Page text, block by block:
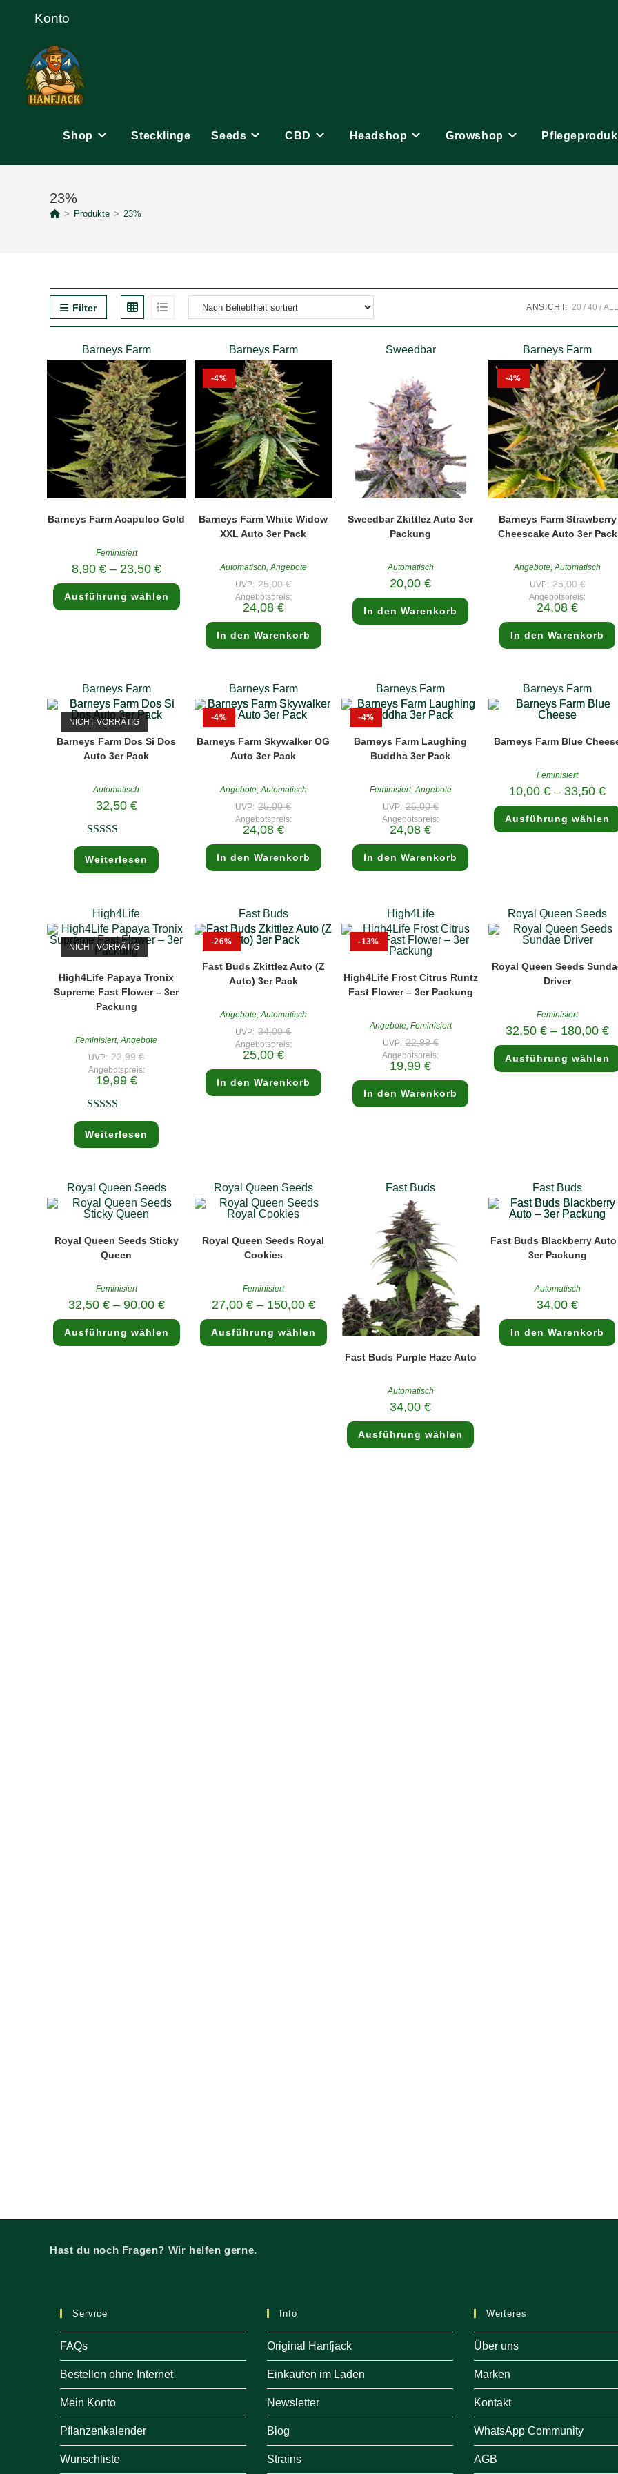
Konto
Shop Stecklinge Seeds CBD Headshop Growshop
23%
> Produkte > 23%
Filter ANSICHT: 20 40
Barneys Farm
Barneys Farm Acapulco Gold
Feminisiert
8,90 €– 23,50 €
Ausführung wählen
Dieses
weist
Varianten
Produktseite
gewählt
werden
Barneys Farm
-4%
Barneys Farm White Widow
XXL Auto 3er Pack
Automatisch Angebote
UVP: 25,00€
war:
Angebotspreis:
24,08 €Aktueller
Preis
ist:
24,08 €.
In den Warenkorb
Sweedbar
Sweedbar Zkittlez Auto 3er
Packung
Automatisch
20,00€
In den Warenkorb
Barneys Farm
-4%
Barneys Farm Strawberry
Cheescake Auto 3er Pack
Angebote ,Automatisch
UVP: 25,00€
Preis
war:
Angebotspreis:
24,08€Aktueller
ist:
24,08 €.
In den Warenkorb
Barneys Farm
NICHT VORRÄTIG
Barneys Farm Dos Si Dos
Auto 3er Pack
Automatisch
32,50 €
Bewertet mit
5.00von 5
Weiterlesen
Barneys Farm
-4%
Barneys Farm Skywalker OG
Auto 3er Pack
Angebote,Automatisch
UVP: 25,00€
war:
Angebotspreis:
24,08 €Aktueller
Preis
ist:
24,08 €.
In den Warenkorb
Barneys Farm
-4%
Barneys Farm Laughing
Buddha 3er Pack
Feminisiert,Angebote
UVP: 25,00€Ursprünglicher
Preis
war:
Angebotspreis:
24,08€Aktueller
ist:
24,08 €.
In den Warenkorb
Barneys Farm
Barneys Farm Blue
Feminisiert
10,00€ – 33,50€
Ausführung wählen
High4Life
NICHT VORRÄTIG
High4Life Papaya Tronix
Supreme Fast Flower – 3er
Packung
Feminisiert,Angebote
UVP: 22,99€
war:
Angebotspreis:
19,99 €Aktueller
Preis
Bewertet mit
5.00von 5
Weiterlesen
Fast Buds
-26%
Fast Buds Zkittlez Auto (Z
Auto) 3er Pack
Angebote, Automatisch
UVP: 34,00€
war:
Angebotspreis:
25,00 €Aktueller
Preis
ist:
25,00 €.
In den Warenkorb
High4Life
-13%
High4Life Frost Citrus Runtz
Fast Flower – 3er Packung
Angebote, Feminisiert
UVP: 22,99€Ursprünglicher
Preis
war:
Angebotspreis:
19,99€Aktueller
ist:
19,99 €.
In den Warenkorb
Royal Queen Seeds
Royal Queen Seeds
Driver
Feminisiert
32,50€ – 180,00€
Ausführung wählen
Royal Queen Seeds
Royal Queen Seeds Sticky
Queen
Feminisiert
32,50 €– 90,00 €
Ausführung wählen
Dieses
Produkt
weist
Royal Queen Seeds
Royal Queen Seeds Royal
Cookies
Feminisiert
27,00 €– 150,00 €
Ausführung wählen
Dieses
Produkt
weist
mehrere
Varianten
Produktseite
gewählt
werden
Fast Buds
Fast Buds Purple Haze Auto
Automatisch
34,00€
Ausführung wählen
Dieses
weist
Fast Buds
Fast Buds Blackberry Auto
3er Packung
Automatisch
34,00€
In den Warenkorb
Hast du noch Fragen? Wir helfen gerne.
Service
FAQs
Bestellen ohne Internet
Mein Konto
Pflanzenkalender
Wunschliste
Info
Original Hanfjack
Einkaufen im Laden
Newsletter
Blog
Strains
Weiteres
Über uns
Marken
Kontakt
WhatsApp Community
AGB